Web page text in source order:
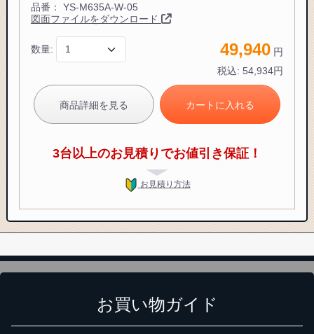
品番： YS-M635A-W-05
図面ファイルをダウンロード
数量: 49,940 円
税込:54,934円
商品詳細を見る カートに入れる
3台以上のお見積りでお値引き保証！
お見積り方法
お買い物ガイド